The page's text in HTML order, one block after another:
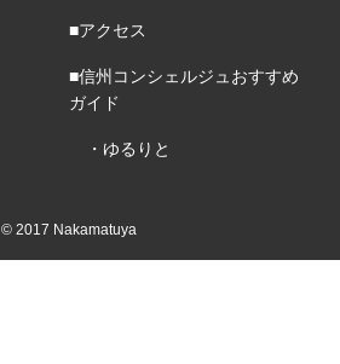
■アクセス
■信州コンシェルジュおすすめ
ガイド
・ゆるりと
© 2017 Nakamatuya